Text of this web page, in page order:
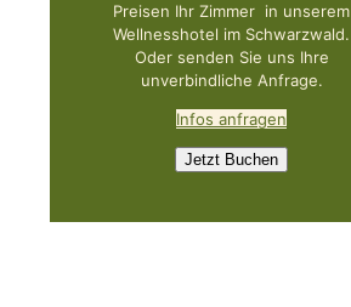
Preisen Ihr Zimmer in unserem
Wellnesshotel im Schwarzwald.
Oder senden Sie uns Ihre
unverbindliche Anfrage.
Infos anfragen
Jetzt Buchen